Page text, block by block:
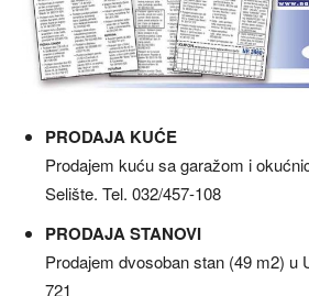
PRODAJA KUĆE
Prodajem kuću sa garažom i
Selište. Tel. 032/457-108
PRODAJA STANOVI
Prodajem dvosoban stan (49 m2) u
721